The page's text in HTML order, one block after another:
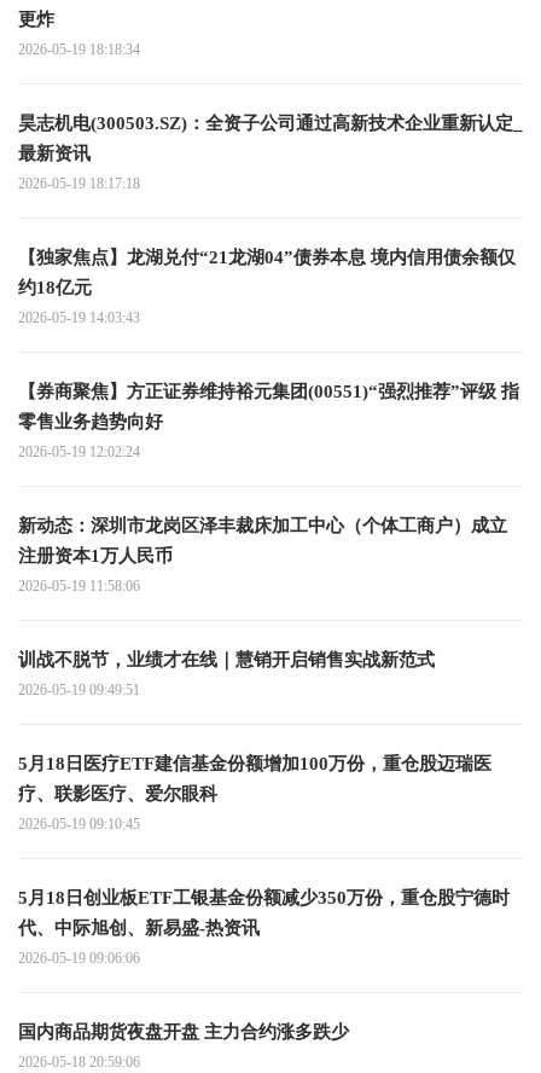
更炸
2026-05-19 18:18:34
昊志机电(300503.SZ)：全资子公司通过高新技术企业重新认定_
最新资讯
2026-05-19 18:17:18
【独家焦点】龙湖兑付“21龙湖04”债券本息 境内信用债余额仅
约18亿元
2026-05-19 14:03:43
【券商聚焦】方正证券维持裕元集团(00551)“强烈推荐”评级 指
零售业务趋势向好
2026-05-19 12:02:24
新动态：深圳市龙岗区泽丰裁床加工中心（个体工商户）成立
注册资本1万人民币
2026-05-19 11:58:06
训战不脱节，业绩才在线｜慧销开启销售实战新范式
2026-05-19 09:49:51
5月18日医疗ETF建信基金份额增加100万份，重仓股迈瑞医
疗、联影医疗、爱尔眼科
2026-05-19 09:10:45
5月18日创业板ETF工银基金份额减少350万份，重仓股宁德时
代、中际旭创、新易盛-热资讯
2026-05-19 09:06:06
国内商品期货夜盘开盘 主力合约涨多跌少
2026-05-18 20:59:06